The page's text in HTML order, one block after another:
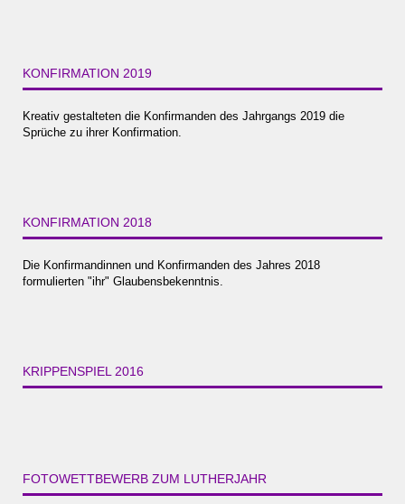
KONFIRMATION 2019
Kreativ gestalteten die Konfirmanden des Jahrgangs 2019 die
Sprüche zu ihrer Konfirmation.
KONFIRMATION 2018
Die Konfirmandinnen und Konfirmanden des Jahres 2018
formulierten "ihr" Glaubensbekenntnis.
KRIPPENSPIEL 2016
FOTOWETTBEWERB ZUM LUTHERJAHR